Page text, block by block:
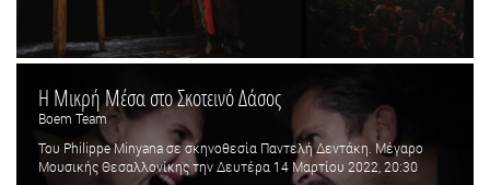
H Μικρή Μέσα στο Σκοτεινό Δάσος
Boem Team
Του Philippe Minyana σε σκηνοθεσία Παντελή Δεντάκη. Μέγαρο
Μουσικής Θεσαλλονίκης την Δευτέρα 14 Μαρτίου 2022, 20:30